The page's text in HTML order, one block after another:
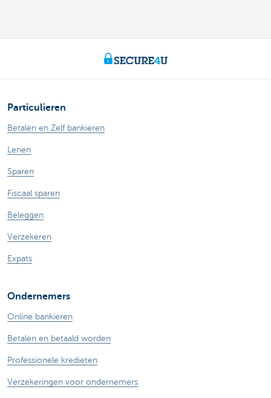
Particulieren
Betalen en Zelf bankieren
Lenen
Sparen
Fiscaal sparen
Beleggen
Verzekeren
Expats
Ondernemers
Online bankieren
Betalen en betaald worden
Professionele kredieten
Verzekeringen voor ondernemers